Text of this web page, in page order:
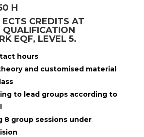
H
CREDITS AT
QUALIFICATION
EQF, LEVEL 5.
hours
and customised material
to lead groups according to
8 group sessions under